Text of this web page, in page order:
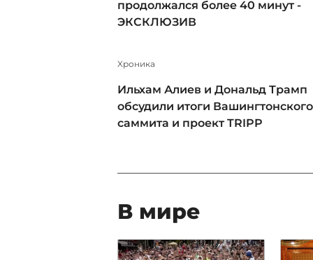
продолжался более 40 минут -
ЭКСКЛЮЗИВ
Xроника
Ильхам Алиев и Дональд Трамп
обсудили итоги Вашингтонского
саммита и проект TRIPP
В мире